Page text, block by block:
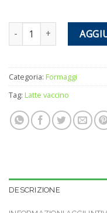
Nodini vaccini 320g
Categoria: Formaggi
Tag: Latte vaccino
DESCRIZIONE